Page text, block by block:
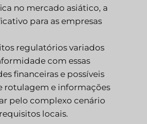
no mercado asiático, a
para as empresas
regulatórios variados
com essas
financeiras e possíveis
rotulagem e informações
pelo complexo cenário
locais.